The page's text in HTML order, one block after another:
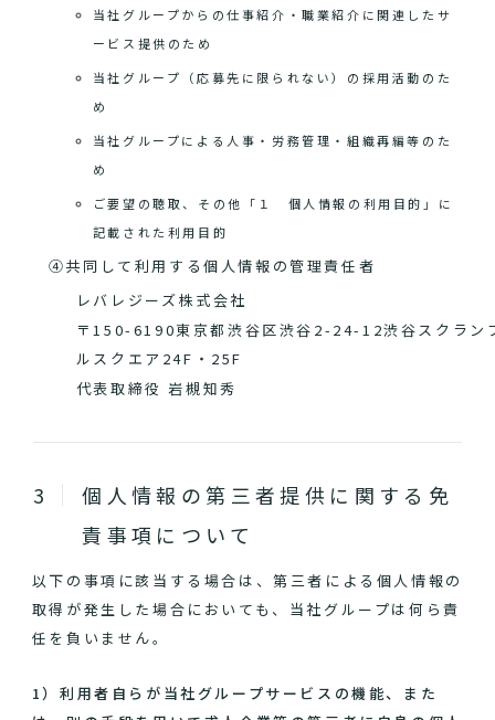
当社グループからの仕事紹介・職業紹介に関連したサ
ービス提供のため
当社グループ（応募先に限られない）の採用活動のた
め
当社グループによる人事・労務管理・組織再編等のた
め
ご要望の聴取、その他「１ 個人情報の利用目的」に
記載された利用目的
④共同して利用する個人情報の管理責任者
レバレジーズ株式会社
〒150-6190東京都渋谷区渋谷2-24-12渋谷スクラン
ルスクエア24F・25F
代表取締役 岩槻知秀
個人情報の第三者提供に関する免
責事項について
以下の事項に該当する場合は、第三者による個人情報の
取得が発生した場合においても、当社グループは何ら責
任を負いません。
1）利用者自らが当社グループサービスの機能、また